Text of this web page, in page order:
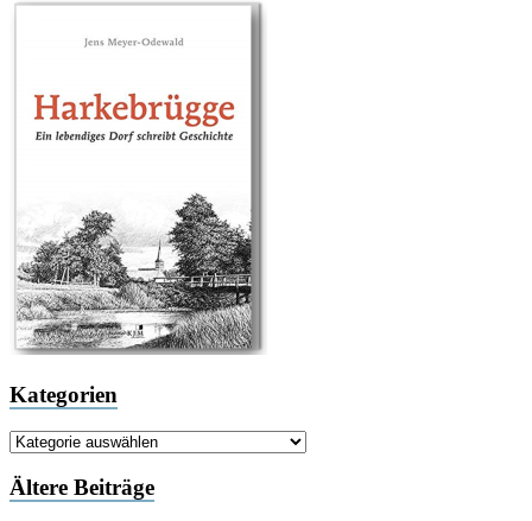
Kategorien
Kategorien
Ältere Beiträge